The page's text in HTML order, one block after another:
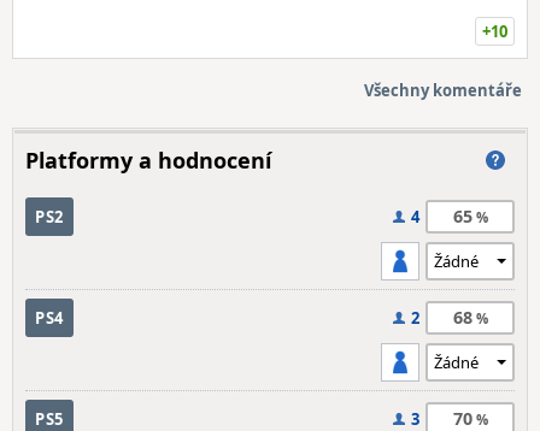
+10
Všechny komentáře
Platformy a hodnocení
PS2 4 65
PS4 2 68
PS5 3 70